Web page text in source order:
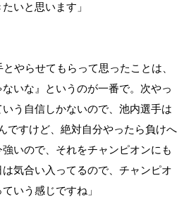
いと思います」
やらせてもらって思ったことは、
ないな』というのが一番で。次やっ
う自信しかないので、池内選手は
ですけど、絶対自分やったら負けへ
いので、それをチャンピオンにも
気合い入ってるので、チャンピオ
いう感じですね」